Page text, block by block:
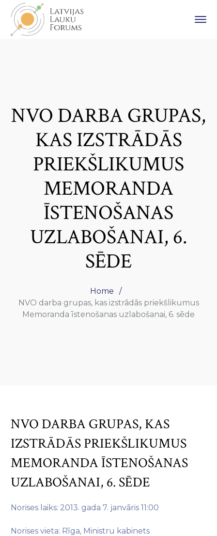
NVO DARBA GRUPAS,
KAS IZSTRĀDĀS
PRIEKŠLIKUMUS
MEMORANDA
ĪSTENOŠANAS
UZLABOŠANAI, 6.
SĒDE
Home
NVO darba grupas, kas izstrādās priekšlikumus
Memoranda īstenošanas uzlabošanai, 6. sēde
NVO DARBA GRUPAS, KAS
IZSTRĀDĀS PRIEKŠLIKUMUS
MEMORANDA ĪSTENOŠANAS
UZLABOŠANAI, 6. SĒDE
Norises laiks: 2013. gada 7. janvāris 11:00
Norises vieta: Rīga, Ministru kabinets